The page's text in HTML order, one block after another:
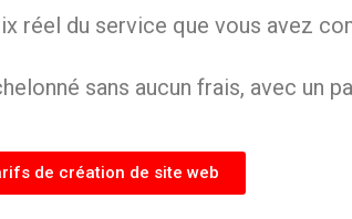
réel du service que vous avez
sans aucun frais, avec un
de création de site web